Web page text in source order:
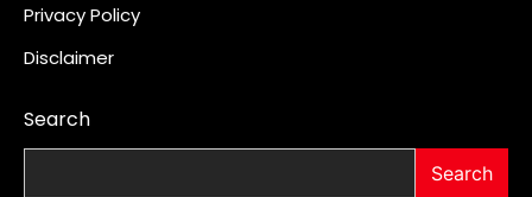
Privacy Policy
Disclaimer
Search
Search